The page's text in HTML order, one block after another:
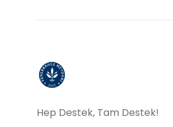
Hep Destek, Tam Destek!